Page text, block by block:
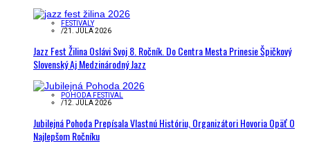
FESTIVALY
/21. JÚLA 2026
Jazz Fest Žilina Oslávi Svoj 8. Ročník. Do Centra Mesta Prinesie Špičkový
Slovenský Aj Medzinárodný Jazz
POHODA FESTIVAL
/12. JÚLA 2026
Jubilejná Pohoda Prepísala Vlastnú Históriu, Organizátori Hovoria Opäť O
Najlepšom Ročníku